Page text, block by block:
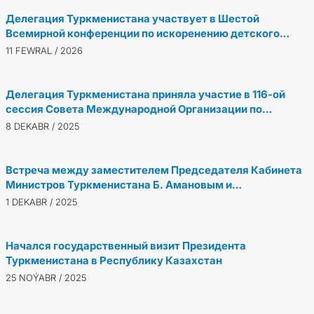
Делегация Туркменистана участвует в Шестой
Всемирной конференции по искоренению детского
труда
11 FEWRAL / 2026
Делегация Туркменистана приняла участие в 116-ой
сессия Совета Международной Организации по
Миграции
8 DEKABR / 2025
Встреча между заместителем Председателя Кабинета
Министров Туркменистана Б. Амановым и
Исполнительным директором Глобального Газового
1 DEKABR / 2025
Начался государственный визит Президента
Туркменистана в Республику Казахстан
25 NOÝABR / 2025